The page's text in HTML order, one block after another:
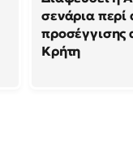
σενάρια περί
προσέγγισης
Κρήτη